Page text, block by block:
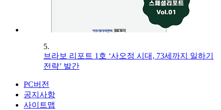
5.
브라보 리포트 1호 ‘사오정 시대, 73세까지 일하기
전략’ 발간
PC버전
공지사항
사이트맵